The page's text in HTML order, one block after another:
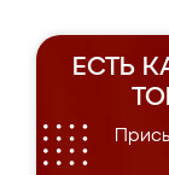
ЕСТЬ